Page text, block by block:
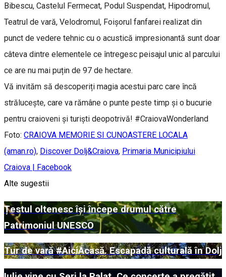
Bibescu, Castelul Fermecat, Podul Suspendat, Hipodromul,
Teatrul de vară, Velodromul, Foișorul fanfarei realizat din
punct de vedere tehnic cu o acustică impresionantă sunt doar
câteva dintre elementele ce întregesc peisajul unic al parcului
ce are nu mai puțin de 97 de hectare.
Vă invităm să descoperiți magia acestui parc care încă
strălucește, care va rămâne o punte peste timp și o bucurie
pentru craioveni și turiști deopotrivă! #CraiovaWonderland
Foto: CRAIOVA MEMORIE SI CUNOASTERE LOCALA
(aman.ro), Discover Dolj&Craiova, Primaria Municipiului
Craiova | Facebook
Alte sugestii
Țestul oltenesc își începe drumul către
Patrimoniul UNESCO
Tur de vară #AiciAcasă. Escapadă culturală în Dolj